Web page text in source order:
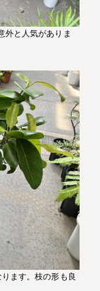
と人気がありま
ます。枝の形も良